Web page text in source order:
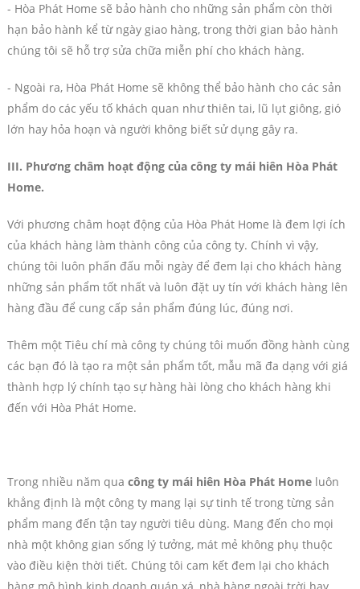
- Hòa Phát Home sẽ bảo hành cho những sản phẩm còn thời
hạn bảo hành kể từ ngày giao hàng, trong thời gian bảo hành
chúng tôi sẽ hỗ trợ sửa chữa miễn phí cho khách hàng.
- Ngoài ra, Hòa Phát Home sẽ không thể bảo hành cho các sản
phẩm do các yếu tố khách quan như thiên tai, lũ lụt giông, gió
lớn hay hỏa hoạn và người không biết sử dụng gây ra.
III. Phương châm hoạt động của công ty mái hiên Hòa Phát
Home.
Với phương châm hoạt động của Hòa Phát Home là đem lợi ích
của khách hàng làm thành công của công ty. Chính vì vậy,
chúng tôi luôn phấn đấu mỗi ngày để đem lại cho khách hàng
những sản phẩm tốt nhất và luôn đặt uy tín với khách hàng lên
hàng đầu để cung cấp sản phẩm đúng lúc, đúng nơi.
Thêm một Tiêu chí mà công ty chúng tôi muốn đồng hành cùng
các bạn đó là tạo ra một sản phẩm tốt, mẫu mã đa dạng với giá
thành hợp lý chính tạo sự hàng hài lòng cho khách hàng khi
đến với Hòa Phát Home.
Trong nhiều năm qua công ty mái hiên Hòa Phát Homeluôn
khẳng định là một công ty mang lại sự tinh tế trong từng sản
phẩm mang đến tận tay người tiêu dùng. Mang đến cho mọi
nhà một không gian sống lý tưởng, mát mẻ không phụ thuộc
vào điều kiện thời tiết. Chúng tôi cam kết đem lại cho khách